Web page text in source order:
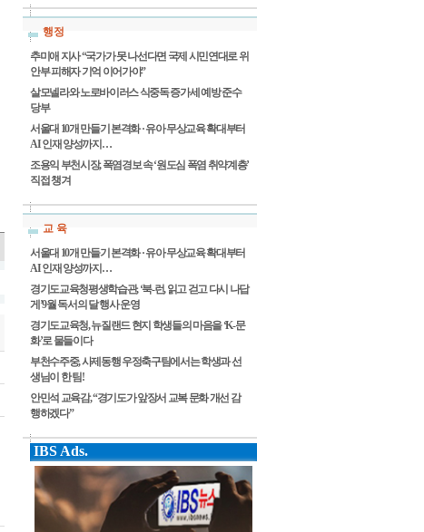
행정
추미애 지사 “국가가 못 나선다면 국제 시민연대로 위
안부 피해자 기억 이어가야”
살모넬라와 노로바이러스 식중독 증가세 예방 준수
당부
서울대 10개 만들기 본격화 · 유아 무상교육 확대부터
AI 인재 양성까지…
조용익 부천시장, 폭염경보 속 ‘원도심 폭염 취약계층’
직접 챙겨
교 육
서울대 10개 만들기 본격화 · 유아 무상교육 확대부터
AI 인재 양성까지…
경기도교육청평생학습관, ‘북-런, 읽고 걷고 다시 나답
게’9월 독서의 달 행사 운영
경기도교육청, 뉴질랜드 현지 학생들의 마음을 ‘K-문
화’로 물들이다
부천수주중, 사제동행 우정축구팀에서는 학생과 선
생님이 한 팀!
안민석 교육감, “경기도가 앞장서 교복 문화 개선 감
행하겠다”